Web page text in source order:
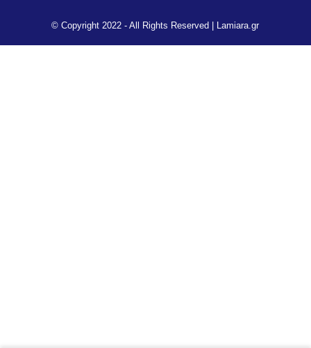
© Copyright 2022 - All Rights Reserved | Lamiara.gr